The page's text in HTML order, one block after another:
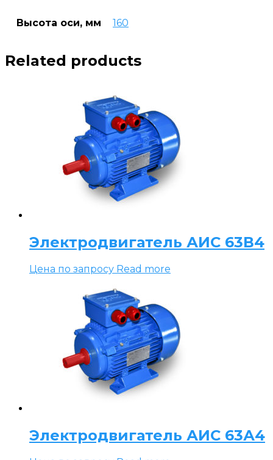
Высота оси, мм 160
Related products
Электродвигатель АИС 63В4
Цена по запросу Read more
Электродвигатель АИС 63А4